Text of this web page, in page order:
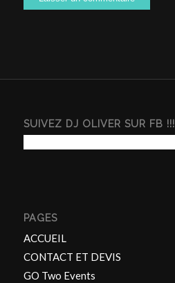
SUIVEZ DJ OLIVER SUR FB !!!
PAGES
ACCUEIL
CONTACT ET DEVIS
GO Two Events